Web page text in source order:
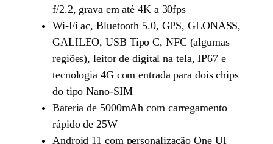
f/2.2, grava em até 4K a 30fps
Wi-Fi ac, Bluetooth 5.0, GPS, GLONASS,
GALILEO, USB Tipo C, NFC (algumas
regiões), leitor de digital na tela, IP67 e
tecnologia 4G com entrada para dois chips
do tipo Nano-SIM
Bateria de 5000mAh com carregamento
rápido de 25W
Android 11 com personalização One UI